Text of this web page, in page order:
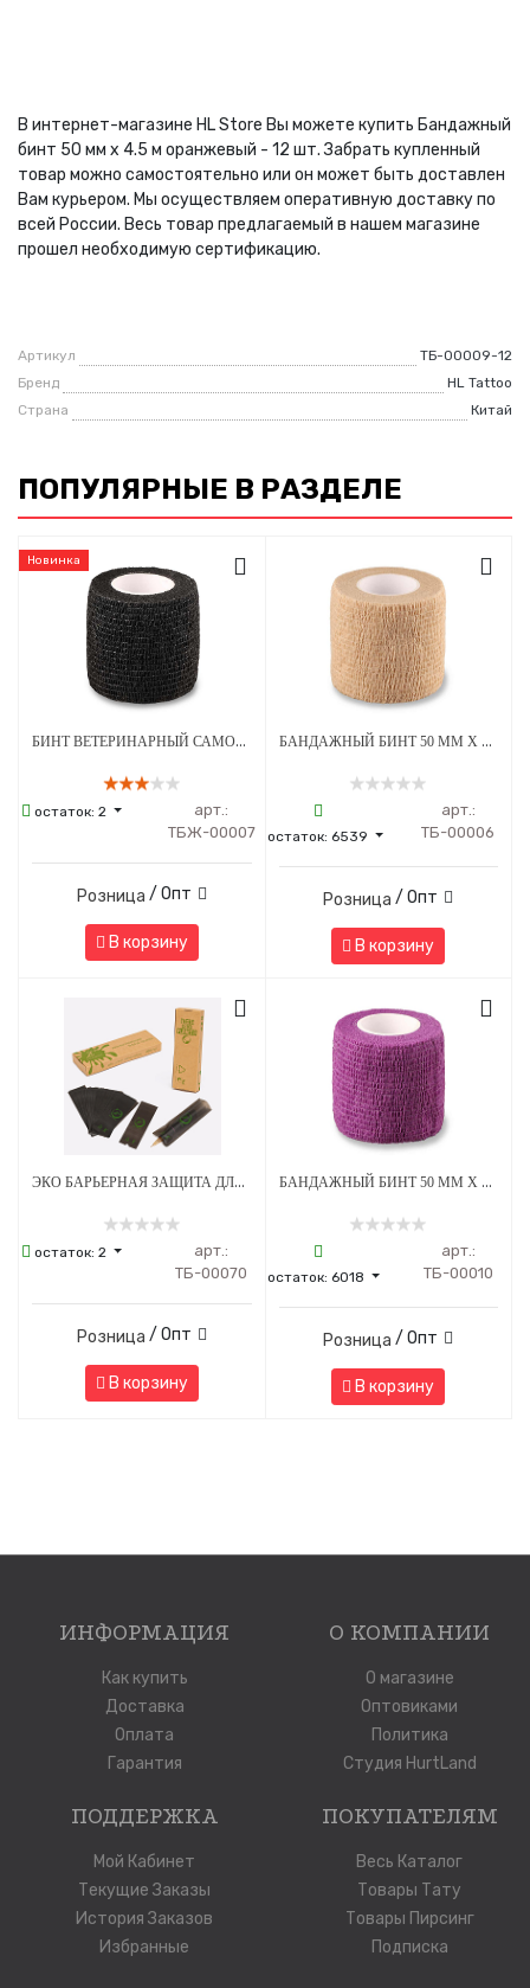
В интернет-магазине HL Store Вы можете купить Бандажный
бинт 50 мм х 4.5 м оранжевый - 12 шт. Забрать купленный
товар можно самостоятельно или он может быть доставлен
Вам курьером. Мы осуществляем оперативную доставку по
всей России. Весь товар предлагаемый в нашем магазине
прошел необходимую сертификацию.
Артикул
ТБ-00009-12
Бренд
HL Tattoo
Страна
Китай
ПОПУЛЯРНЫЕ В РАЗДЕЛЕ
Новинка
БИНТ ВЕТЕРИНАРНЫЙ САМОФИКСИРУЮЩИЙСЯ ДЛЯ ЖИВОТНЫХ 50 ММ Х 4.5 М ЧЕРНЫЙ
остаток:2
арт.:
ТБЖ-00007
Розница / Опт
В корзину
БАНДАЖНЫЙ БИНТ 50 ММ Х 4.5 М БЕЖЕВЫЙ 1 ШТУКА
остаток: 6539
арт.:
ТБ-00006
Розница / Опт
В корзину
ЭКО БАРЬЕРНАЯ ЗАЩИТА ДЛЯ ПЕНОВ 53 Х 160 ММ - ЧЕРНАЯ
остаток:2
арт.:
ТБ-00070
Розница / Опт
В корзину
БАНДАЖНЫЙ БИНТ 50 ММ Х 4.5 М ФИОЛЕТОВЫЙ 1 ШТУКА
остаток: 6018
арт.:
ТБ-00010
Розница / Опт
В корзину
ИНФОРМАЦИЯ
Как купить
Доставка
Оплата
Гарантия
О КОМПАНИИ
О магазине
Оптовиками
Политика
Студия HurtLand
ПОДДЕРЖКА
Мой Кабинет
Текущие Заказы
История Заказов
Избранные
ПОКУПАТЕЛЯМ
Весь Каталог
Товары Тату
Товары Пирсинг
Подписка